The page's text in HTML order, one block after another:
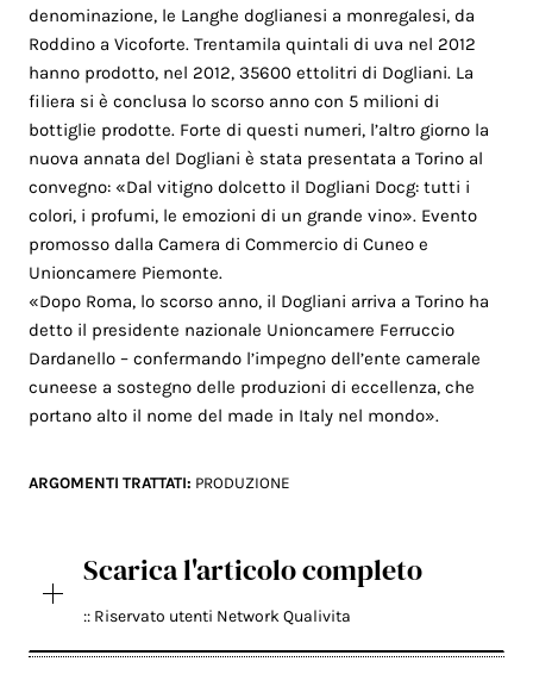
denominazione, le Langhe doglianesi a monregalesi, da
Roddino a Vicoforte. Trentamila quintali di uva nel 2012
hanno prodotto, nel 2012, 35600 ettolitri di Dogliani. La
filiera si è conclusa lo scorso anno con 5 milioni di
bottiglie prodotte. Forte di questi numeri, l’altro giorno la
nuova annata del Dogliani è stata presentata a Torino al
convegno: «Dal vitigno dolcetto il Dogliani Docg: tutti i
colori, i profumi, le emozioni di un grande vino». Evento
promosso dalla Camera di Commercio di Cuneo e
Unioncamere Piemonte.
«Dopo Roma, lo scorso anno, il Dogliani arriva a Torino ha
detto il presidente nazionale Unioncamere Ferruccio
Dardanello – confermando l’impegno dell’ente camerale
cuneese a sostegno delle produzioni di eccellenza, che
portano alto il nome del made in Italy nel mondo».
ARGOMENTI TRATTATI: PRODUZIONE
Scarica l'articolo completo
:: Riservato utenti Network Qualivita